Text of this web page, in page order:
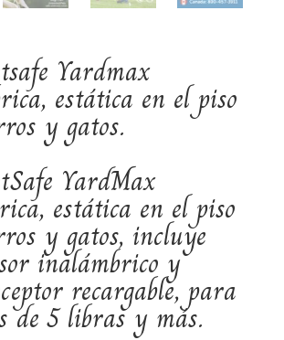
Yardmax
estática en el piso
y gatos.
YardMax
estática en el piso
y gatos, incluye
inalámbrico y
recargable, para
de 5 libras y más.